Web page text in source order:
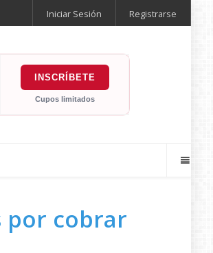
Iniciar Sesión Registrarse
INSCRÍBETE
Cupos limitados
por cobrar